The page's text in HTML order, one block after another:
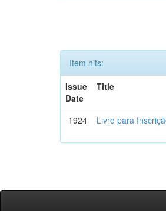
Item hits:
Issue
Date
Title
1924 Livro para